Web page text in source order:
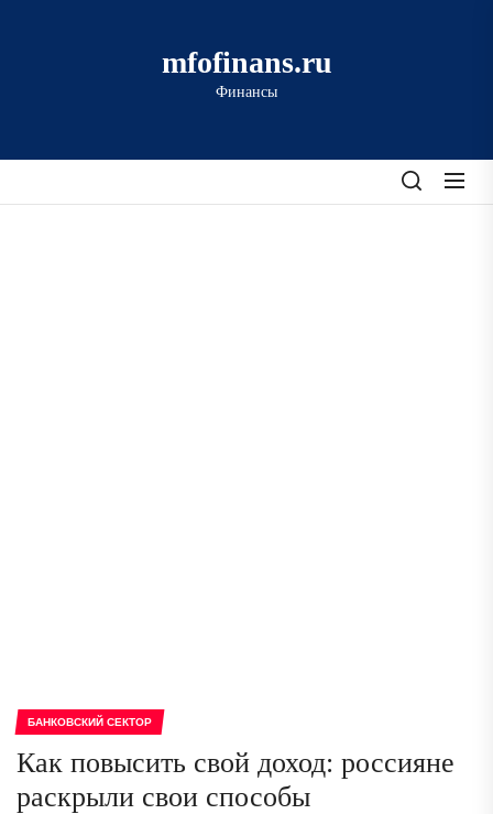
mfofinans.ru
Финансы
БАНКОВСКИЙ СЕКТОР
Как повысить свой доход: россияне
раскрыли свои способы